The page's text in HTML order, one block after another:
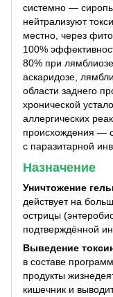
системно —
нейтрализуют
местно, через
100%
80% при
аскаридозе,
области заднего
хронической
аллергических
происхождения —
с паразитарной
Назначение
Уничтожение
действует на
острицы
подтверждённой
Выведение
в составе
продукты
кишечник и